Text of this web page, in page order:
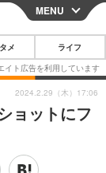
CLOSE
ートフォン
MENU
メ ライフ
ョットにフ
2024.2.29（木）17:06